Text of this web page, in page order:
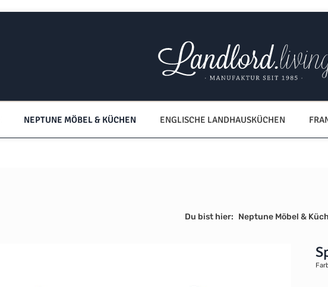
NEPTUNE MÖBEL & KÜCHEN ENGLISCHE LANDHAUSKÜCHEN
Du bist hier: Neptune Möbel &